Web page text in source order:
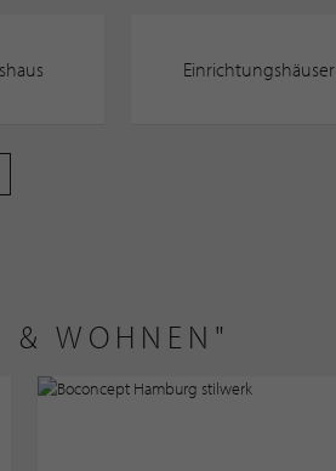
Einrichtungshäuser
& WOHNEN"